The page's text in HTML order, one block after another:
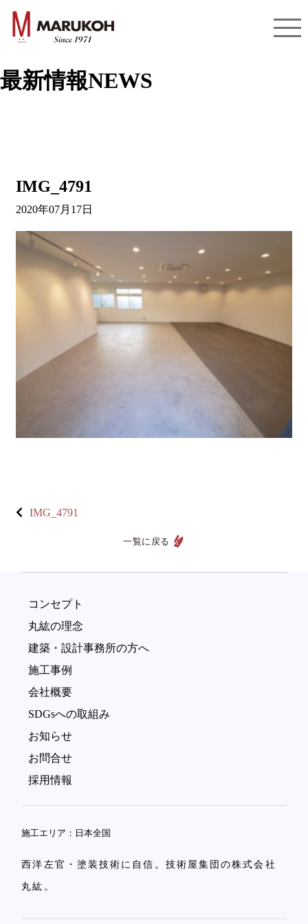
最新情報NEWS
IMG_4791
2020年07月17日
IMG_4791
一覧に戻る
コンセプト
丸紘の理念
建築・設計事務所の方へ
施工事例
会社概要
SDGsへの取組み
お知らせ
お問合せ
採用情報
施工エリア：日本全国
西洋左官・塗装技術に自信。技術屋集団の株式会社
丸紘。